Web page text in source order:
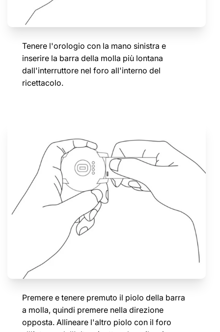
Tenere l'orologio con la mano sinistra e
inserire la barra della molla più lontana
dall'interruttore nel foro all'interno del
ricettacolo.
Premere e tenere premuto il piolo della barra
a molla, quindi premere nella direzione
opposta. Allineare l'altro piolo con il foro